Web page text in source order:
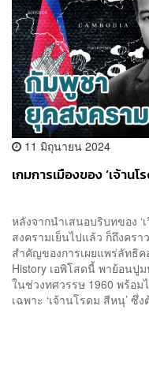
11 มิถุนายน 2024
เกมการเมืองของ ‘เจ้าน
หลังจากนำเสนอบริบทของ ‘
สงครามเย็นไปแล้ว ก็ถึงครา
สำคัญของการเผยแพร่ลัทธิ
History เอพิโสดนี้ พาย้อนปู
ในช่วงทศวรรษ 1960 พร้อ
เฉพาะ ‘เจ้านโรดม สีหนุ’ ซึ่ง